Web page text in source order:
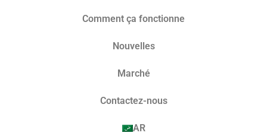
Comment ça fonctionne
Nouvelles
Marché​
Contactez-nous
AR